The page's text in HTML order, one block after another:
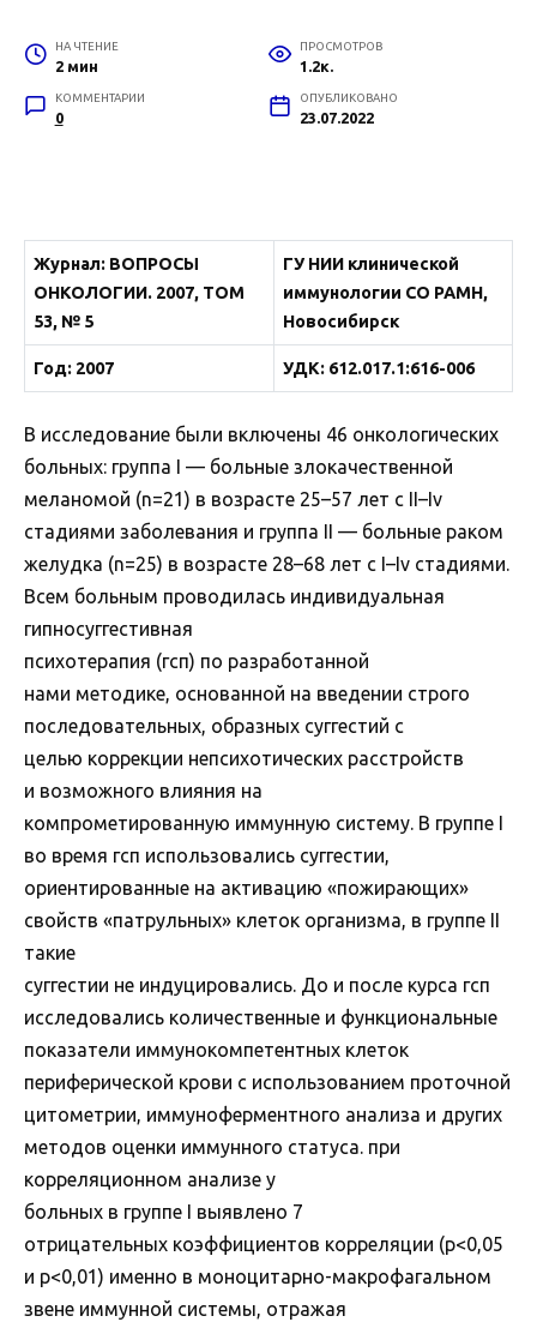
НА ЧТЕНИЕ
2 мин
ПРОСМОТРОВ
1.2к.
КОММЕНТАРИИ
0
ОПУБЛИКОВАНО
23.07.2022
Журнал: ВОПРОСЫ
ОНКОЛОГИИ. 2007, ТОМ
53, № 5
ГУ НИИ клинической
иммунологии СО РАМН,
Новосибирск
Год: 2007 УДК: 612.017.1:616-006
В исследование были включены 46 онкологических
больных: группа I — больные злокачественной
меланомой (n=21) в возрасте 25–57 лет с II–Iv
стадиями заболевания и группа II — больные раком
желудка (n=25) в возрасте 28–68 лет с I–Iv стадиями.
Всем больным проводилась индивидуальная
гипносуггестивная
психотерапия (гсп) по разработанной
нами методике, основанной на введении строго
последовательных, образных суггестий с
целью коррекции непсихотических расстройств
и возможного влияния на
компрометированную иммунную систему. В группе I
во время гсп использовались суггестии,
ориентированные на активацию «пожирающих»
свойств «патрульных» клеток организма, в группе II
такие
суггестии не индуцировались. До и после курса гсп
исследовались количественные и функциональные
показатели иммунокомпетентных клеток
периферической крови с использованием проточной
цитометрии, иммуноферментного анализа и других
методов оценки иммунного статуса. при
корреляционном анализе у
больных в группе I выявлено 7
отрицательных коэффициентов корреляции (p<0,05
и р<0,01) именно в моноцитарно-макрофагальном
звене иммунной системы, отражая